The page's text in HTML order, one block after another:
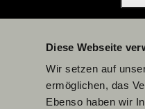
Diese Webseite
Wir setzen auf
ermöglichen, das
Ebenso haben wir